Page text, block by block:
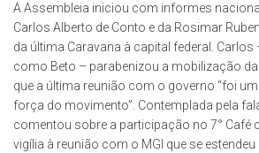
A Assembleia iniciou com informes
Carlos Alberto de Conto e da Rosimar
da última Caravana à capital federal.
como Beto – parabenizou a mobilização
que a última reunião com o governo “foi
força do movimento”. Contemplada pela
comentou sobre a participação no 7° Café
vigília à reunião com o MGI que se